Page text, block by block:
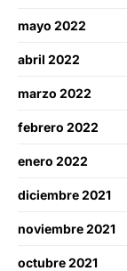
mayo 2022
abril 2022
marzo 2022
febrero 2022
enero 2022
diciembre 2021
noviembre 2021
octubre 2021